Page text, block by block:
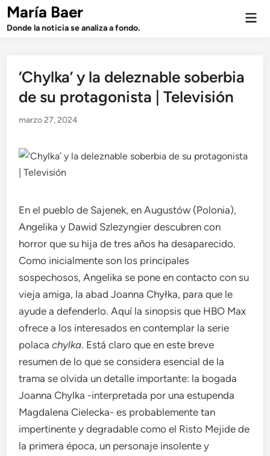
Saltar
contenido
María Baer
Donde la noticia se analiza a fondo.
‘Chylka’ y la deleznable soberbia
de su protagonista | Televisión
marzo 27, 2024
En el pueblo de Sajenek, en Augustów (Polonia),
Angelika y Dawid Szlezyngier descubren con
horror que su hija de tres años ha desaparecido.
Como inicialmente son los principales
sospechosos, Angelika se pone en contacto con su
vieja amiga, la abad Joanna Chyłka, para que le
ayude a defenderlo. Aquí la sinopsis que HBO Max
ofrece a los interesados ​​en contemplar la serie
polacachylka. Está claro que en este breve
resumen de lo que se considera esencial de la
trama se olvida un detalle importante: la bogada
Joanna Chylka -interpretada por una estupenda
Magdalena Cielecka- es probablemente tan
impertinente y degradable como el Risto Mejide de
la primera época, un personaje insolente y